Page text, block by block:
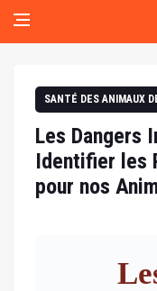
SANTÉ DES ANIMAUX
Les Dangers
Identifier les
pour nos